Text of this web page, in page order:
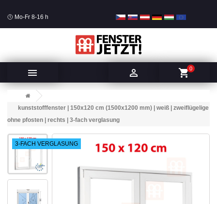
Mo-Fr 8-16 h
  shopping_cart0
kunststofffenster | 150x120 cm (1500x1200 mm) | weiß | zweiflügelige
ohne pfosten | rechts | 3-fach verglasung
3-FACH VERGLASUNG